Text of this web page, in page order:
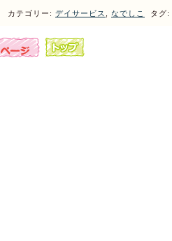
カテゴリー: デイサービス なでしこ タグ: